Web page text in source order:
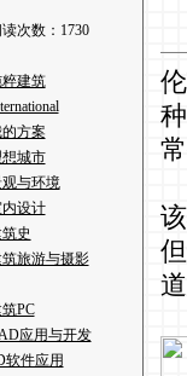
次数：1730
建筑
方案
城市
与环境
设计
史
旅游与摄影
PC
应用与开发
软件应用
道